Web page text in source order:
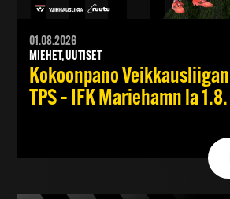
01.08.2026
MIEHET, UUTISET
Kokoonpano
TPS – IFK Mariehamn la